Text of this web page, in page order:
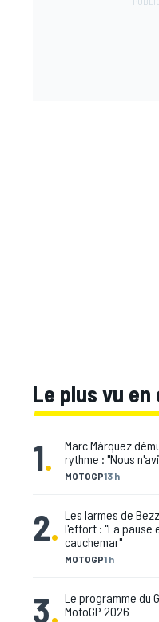
Le plus vu
1. MOTOGP13 h
Marc Márquez
rythme : "Nous
2.
MOTOGP1 h
Les larmes de
l'effort : "La pause
cauchemar"
3. Le programme du
MotoGP 2026